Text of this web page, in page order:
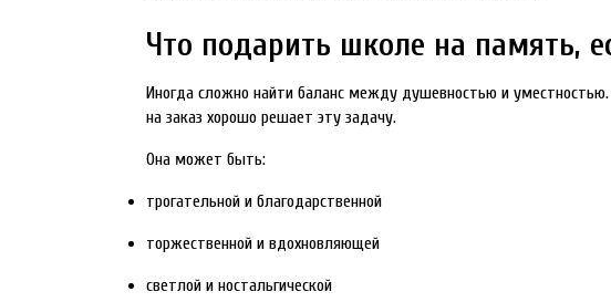
Что подарить школе на память,
Иногда сложно найти баланс между душевностью и
на заказ хорошо решает эту задачу.
Она может быть:
трогательной и благодарственной
торжественной и вдохновляющей
светлой и ностальгической